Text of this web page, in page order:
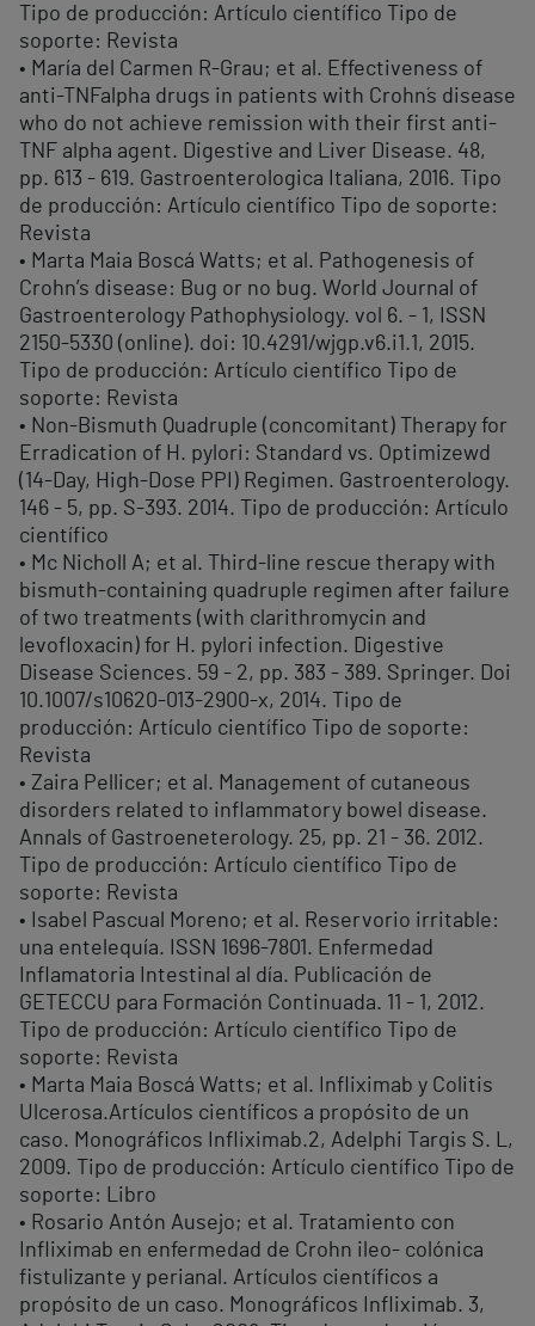
Tipo de producción: Artículo científico Tipo de
soporte: Revista
• María del Carmen R-Grau; et al. Effectiveness of
anti-TNFalpha drugs in patients with Crohn´s disease
who do not achieve remission with their first anti-
TNF alpha agent. Digestive and Liver Disease. 48,
pp. 613 - 619. Gastroenterologica Italiana, 2016. Tipo
de producción: Artículo científico Tipo de soporte:
Revista
• Marta Maia Boscá Watts; et al. Pathogenesis of
Crohn’s disease: Bug or no bug. World Journal of
Gastroenterology Pathophysiology. vol 6. - 1, ISSN
2150-5330 (online). doi: 10.4291/wjgp.v6.i1.1, 2015.
Tipo de producción: Artículo científico Tipo de
soporte: Revista
• Non-Bismuth Quadruple (concomitant) Therapy for
Erradication of H. pylori: Standard vs. Optimizewd
(14-Day, High-Dose PPI) Regimen. Gastroenterology.
146 - 5, pp. S-393. 2014. Tipo de producción: Artículo
científico
• Mc Nicholl A; et al. Third-line rescue therapy with
bismuth-containing quadruple regimen after failure
of two treatments (with clarithromycin and
levofloxacin) for H. pylori infection. Digestive
Disease Sciences. 59 - 2, pp. 383 - 389. Springer. Doi
10.1007/s10620-013-2900-x, 2014. Tipo de
producción: Artículo científico Tipo de soporte:
Revista
• Zaira Pellicer; et al. Management of cutaneous
disorders related to inflammatory bowel disease.
Annals of Gastroeneterology. 25, pp. 21 - 36. 2012.
Tipo de producción: Artículo científico Tipo de
soporte: Revista
• Isabel Pascual Moreno; et al. Reservorio irritable:
una entelequía. ISSN 1696-7801. Enfermedad
Inflamatoria Intestinal al día. Publicación de
GETECCU para Formación Continuada. 11 - 1, 2012.
Tipo de producción: Artículo científico Tipo de
soporte: Revista
• Marta Maia Boscá Watts; et al. Infliximab y Colitis
Ulcerosa.Artículos científicos a propósito de un
caso. Monográficos Infliximab.2, Adelphi Targis S. L,
2009. Tipo de producción: Artículo científico Tipo de
soporte: Libro
• Rosario Antón Ausejo; et al. Tratamiento con
Infliximab en enfermedad de Crohn ileo- colónica
fistulizante y perianal. Artículos científicos a
propósito de un caso. Monográficos Infliximab. 3,